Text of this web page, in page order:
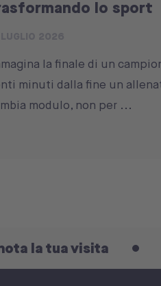
lo sport
la finale di un
minuti dalla fine un
modulo, non per ...
visita Every